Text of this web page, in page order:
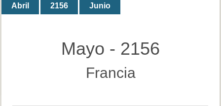
Abril 2156 Junio
Mayo - 2156
Francia